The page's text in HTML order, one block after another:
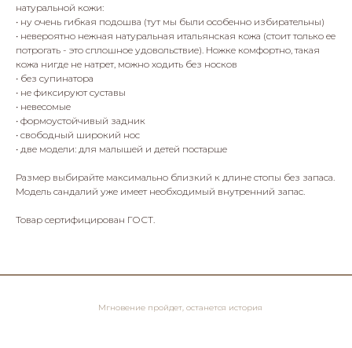
натуральной кожи:
• ну очень гибкая подошва (тут мы были особенно избирательны)
• невероятно нежная натуральная итальянская кожа (стоит только ее
потрогать - это сплошное удовольствие). Ножке комфортно, такая
кожа нигде не натрет, можно ходить без носков
• без супинатора
• не фиксируют суставы
• невесомые
• формоустойчивый задник
• свободный широкий нос
• две модели: для малышей и детей постарше
Размер выбирайте максимально близкий к длине стопы без запаса.
Модель сандалий уже имеет необходимый внутренний запас.
Товар сертифицирован ГОСТ.
Мгновение пройдет, останется история